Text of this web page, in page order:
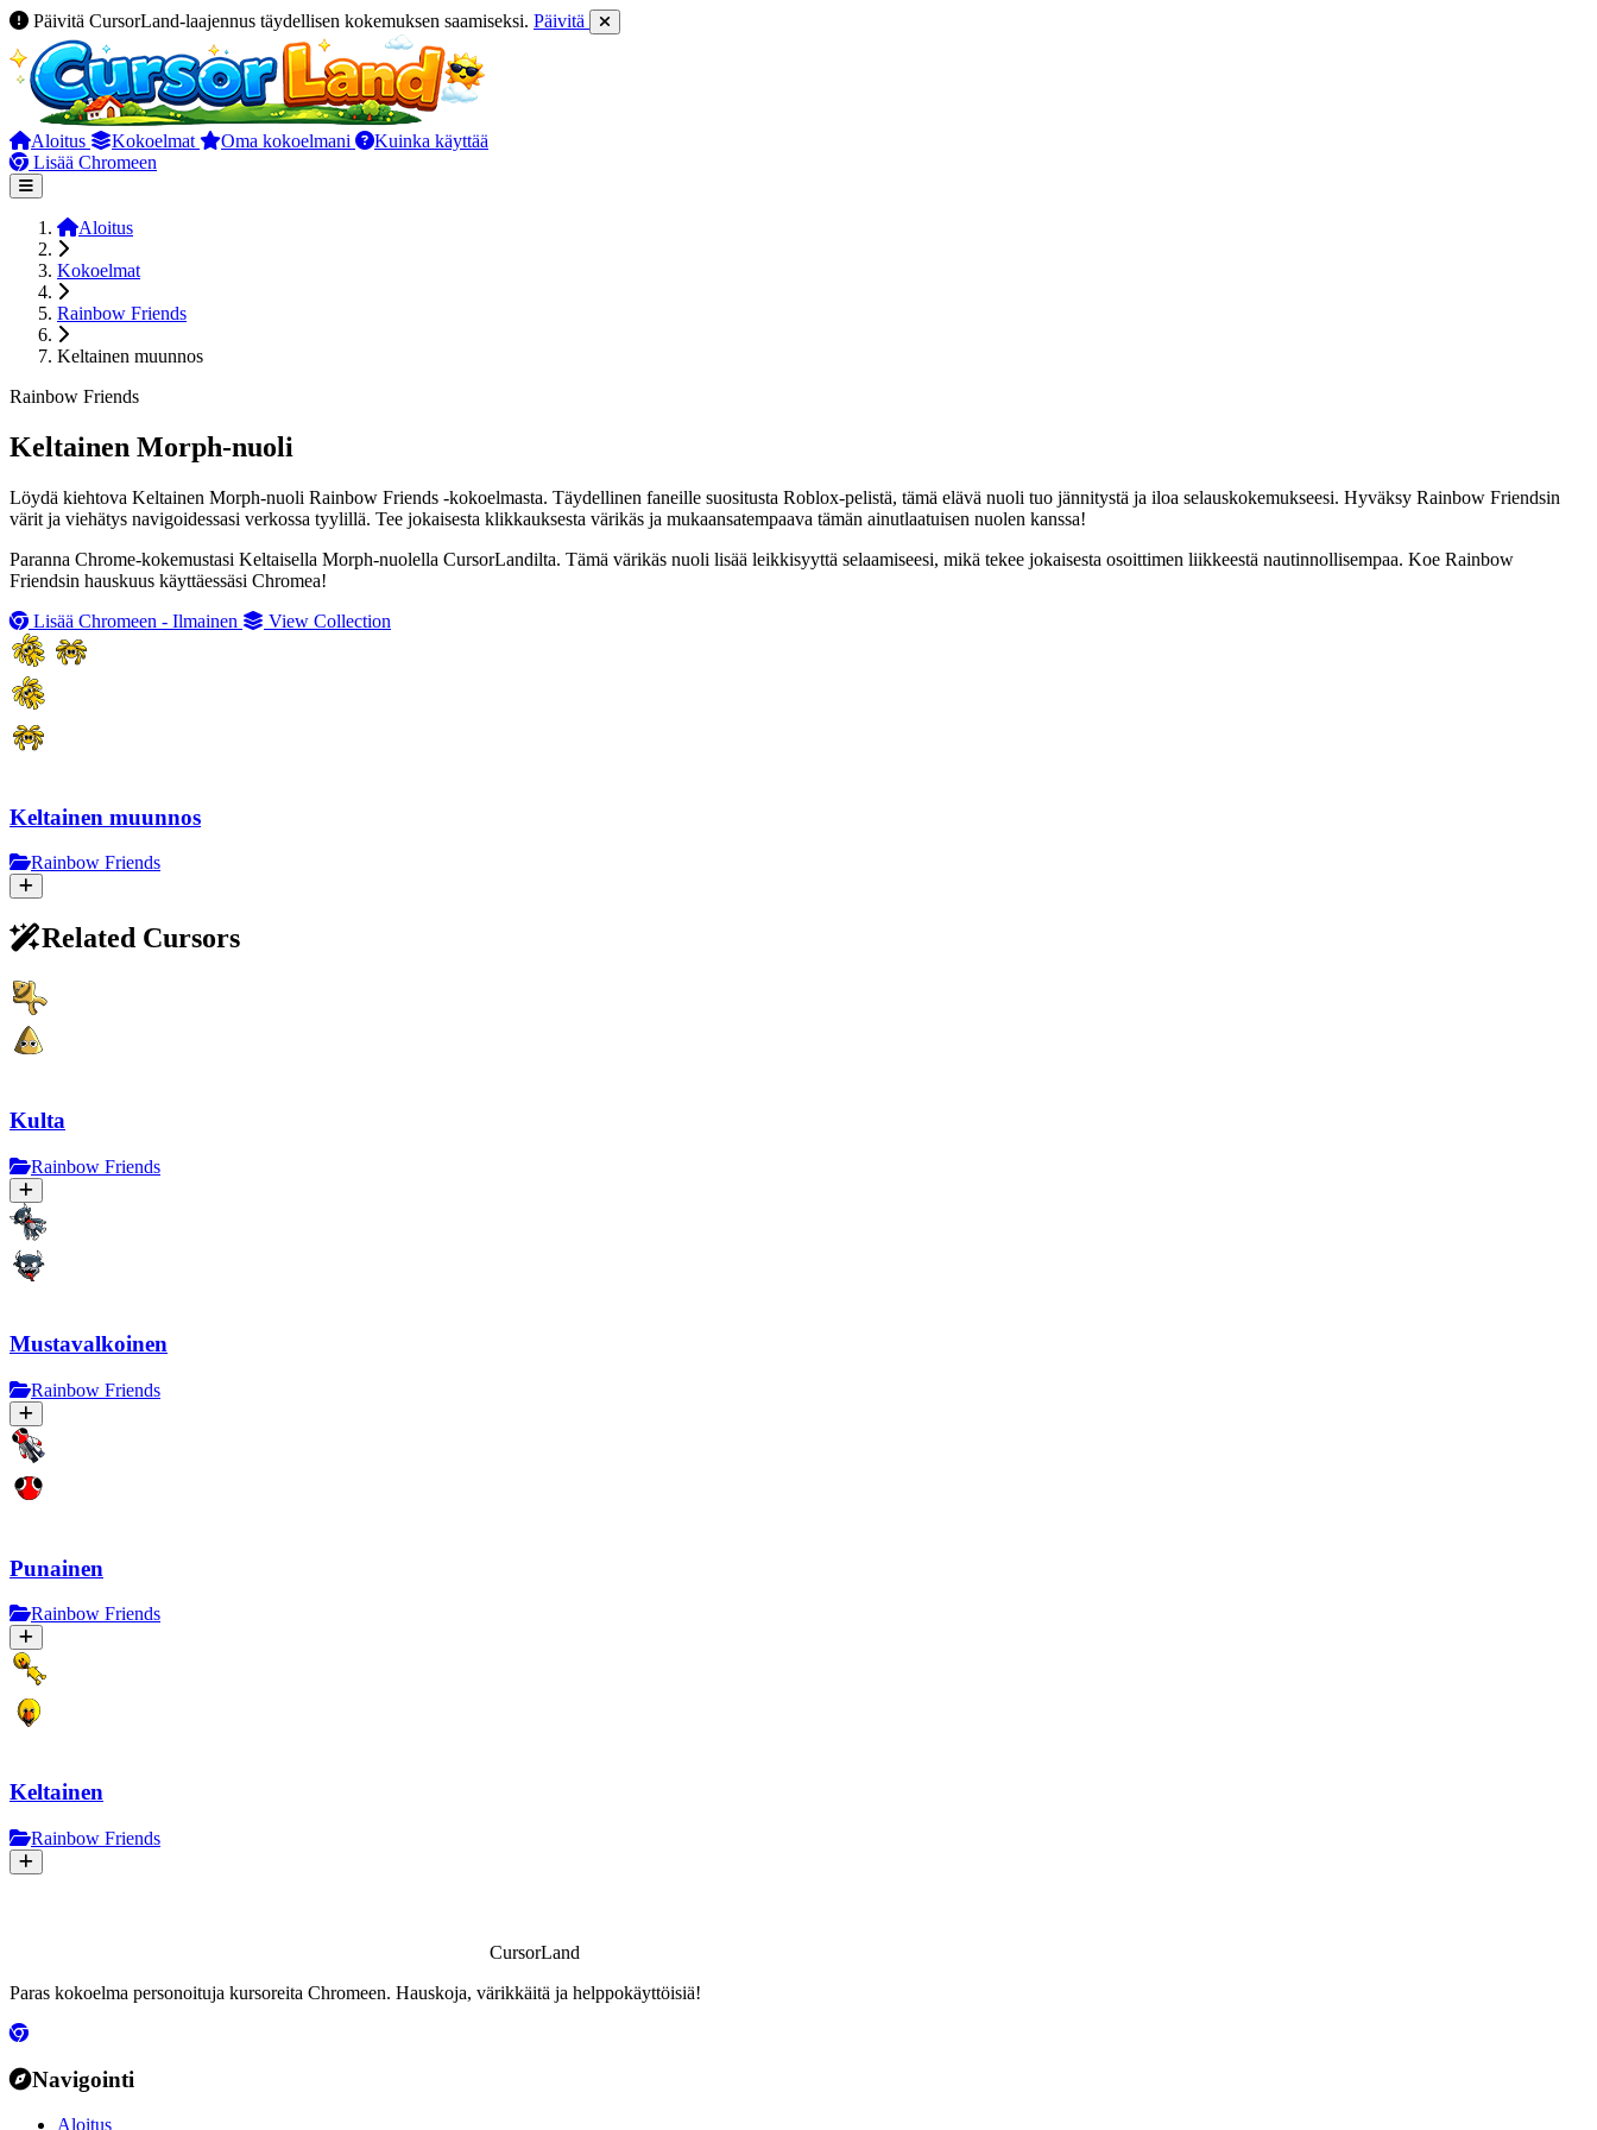
Päivitä CursorLand-laajennus täydellisen kokemuksen saamiseksi. Päivitä
Aloitus Kokoelmat Oma kokoelmani
Kuinka käyttää
Lisää Chromeen
Aloitus
Kokoelmat
Rainbow Friends
Keltainen muunnos
Rainbow Friends
Keltainen Morph-nuoli
Löydä kiehtova Keltainen Morph-nuoli Rainbow Friends -kokoelmasta. Täydellinen faneille suositusta Roblox-pelistä, tämä elävä nuoli tuo jännitystä ja iloa selauskokemukseesi. Hyväksy Rainbow Friendsin
värit ja viehätys navigoidessasi verkossa tyylillä. Tee jokaisesta klikkauksesta värikäs ja mukaansatempaava tämän ainutlaatuisen nuolen kanssa!
Paranna Chrome-kokemustasi Keltaisella Morph-nuolella CursorLandilta. Tämä värikäs nuoli lisää leikkisyyttä selaamiseesi, mikä tekee jokaisesta osoittimen liikkeestä nautinnollisempaa. Koe Rainbow
Friendsin hauskuus käyttäessäsi Chromea!
Lisää Chromeen - Ilmainen
View Collection
Keltainen muunnos
Rainbow Friends
Related Cursors
Kulta
Rainbow Friends
Mustavalkoinen
Rainbow Friends
Punainen
Rainbow Friends
Keltainen
Rainbow Friends
CursorLand
Paras kokoelma personoituja kursoreita Chromeen. Hauskoja, värikkäitä ja helppokäyttöisiä!
Navigointi
Aloitus